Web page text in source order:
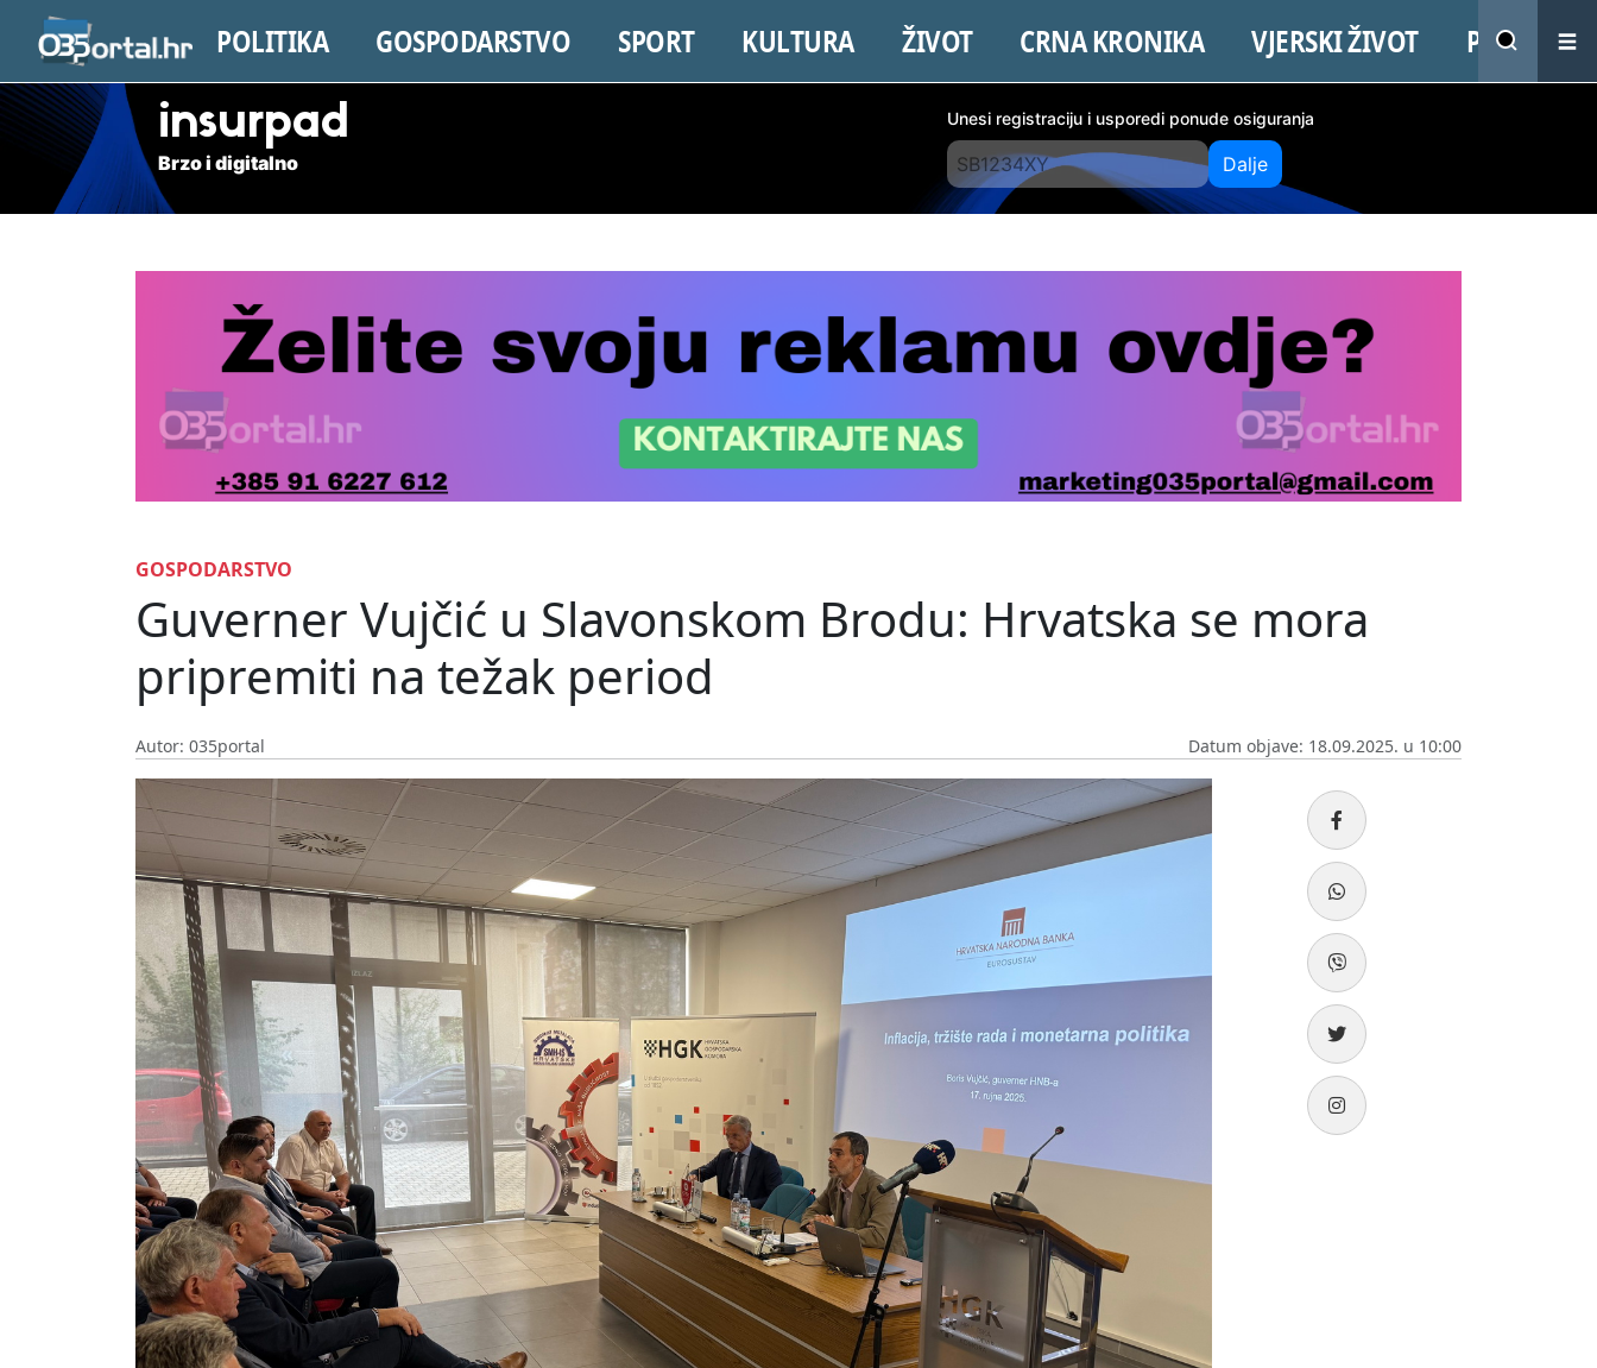
POLITIKA GOSPODARSTVO SPORT KULTURA ŽIVOT CRNA KRONIKA VJERSKI ŽIVOT PROMO
insurpad
Brzo i digitalno
Unesi registraciju i usporedi ponude osiguranja
Dalje
GOSPODARSTVO
Guverner Vujčić u Slavonskom Brodu: Hrvatska se mora
pripremiti na težak period
Autor: 035portal Datum objave: 18.09.2025. u 10:00